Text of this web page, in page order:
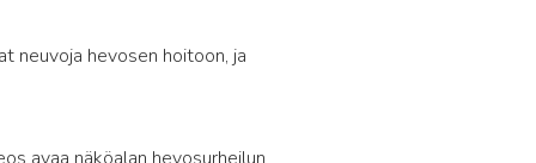
neuvoja hevosen hoitoon, ja